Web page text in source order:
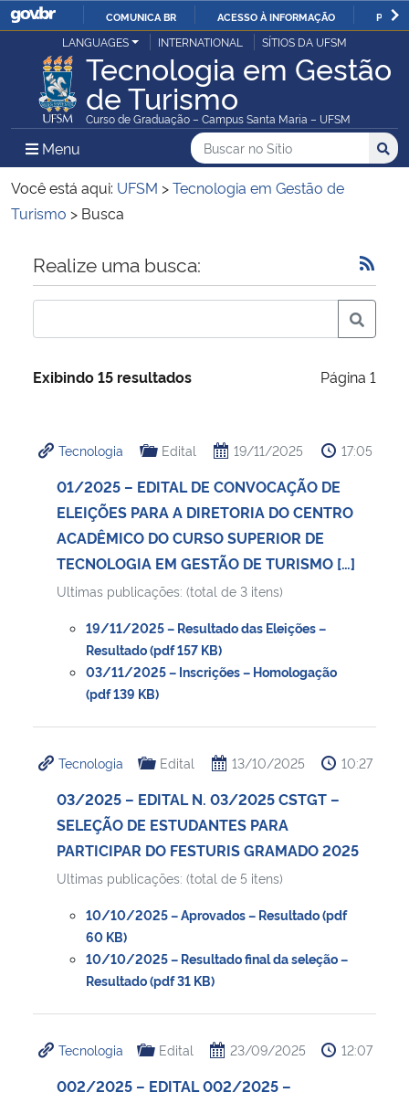
IR
PARA
O
CONTEÚDO
COMUNICA BR ACESSO À INFORMAÇÃO
Ministério da Justiça e Segurança Pública
Ministério da Defesa
Ministério das Relações Exteriores
Ministério da Educação
Ministério de Minas e Energia
Ministério da Ciência, Tecnologia, Inovações e Comunicações
Ministério do Turismo
Controladoria-Geral da União
Secretaria-Geral
Secretaria de Governo
Gabinete de Segurança Institucional
Banco Central do Brasil
LANGUAGES INTERNATIONAL SÍTIOS DA UFSM
Tecnologia em Gestão
de Turismo
Curso de Graduação – Campus Santa Maria – UFSM
Menu Menu Principal do Sítio
Busca
Buscar no no Sítio
Busca:
Você está aqui: UFSM >Tecnologia em Gestão de
Turismo > Busca
Início do conteúdo
Realize uma busca:
Exibindo 15 resultados Página 1
Tecnologia Edital 19/11/2025 17:05
01/2025 – EDITAL DE CONVOCAÇÃO DE
ELEIÇÕES PARA A DIRETORIA DO CENTRO
ACADÊMICO DO CURSO SUPERIOR DE
TECNOLOGIA EM GESTÃO DE TURISMO […]
Ultimas publicações: (total de 3 itens)
19/11/2025 – Resultado das Eleições –
Resultado (pdf 157 KB)
03/11/2025 – Inscrições – Homologação
(pdf 139 KB)
Tecnologia Edital 13/10/2025 10:27
03/2025 – EDITAL N. 03/2025 CSTGT –
SELEÇÃO DE ESTUDANTES PARA
PARTICIPAR DO FESTURIS GRAMADO 2025
Ultimas publicações: (total de 5 itens)
10/10/2025 – Aprovados – Resultado (pdf
60 KB)
10/10/2025 – Resultado final da seleção –
Resultado (pdf 31 KB)
Tecnologia Edital 23/09/2025 12:07
002/2025 – EDITAL 002/2025 –